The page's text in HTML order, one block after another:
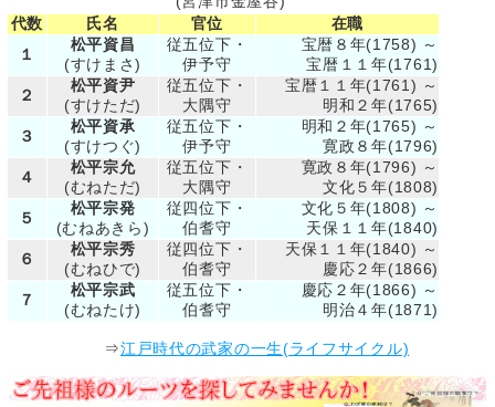
代数
氏名 官位
在職
１
松平資昌
(すけまさ)
従五位下・
伊予守
宝暦８年(1758) ～
宝暦１１年(1761)
２
松平資尹
(すけただ)
従五位下・
大隅守
宝暦１１年(1761) ～
明和２年(1765)
３
松平資承
(すけつぐ)
従五位下・
伊予守
明和２年(1765) ～
寛政８年(1796)
４
松平宗允
(むねただ)
従五位下・
大隅守
寛政８年(1796) ～
文化５年(1808)
５
松平宗発
(むねあきら)
従四位下・
伯耆守
文化５年(1808) ～
天保１１年(1840)
６
松平宗秀
(むねひで)
従四位下・
伯耆守
天保１１年(1840) ～
慶応２年(1866)
７
松平宗武
(むねたけ)
従五位下・
伯耆守
慶応２年(1866) ～
明治４年(1871)
⇒江戸時代の武家の一生(ライフサイクル)